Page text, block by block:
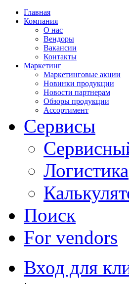
Главная
Компания
О нас
Вендоры
Вакансии
Контакты
Маркетинг
Маркетинговые акции
Новинки продукции
Новости партнерам
Обзоры продукции
Ассортимент
Сервисы
Логистика
Поиск
For vendors
Вход для